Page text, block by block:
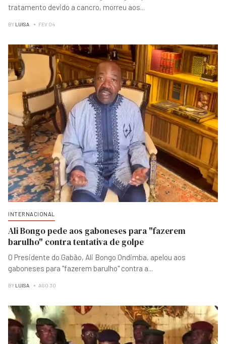
tratamento devido a cancro, morreu aos...
BY LUISA FEV 04
INTERNACIONAL
Ali Bongo pede aos gaboneses para "fazerem
barulho" contra tentativa de golpe
O Presidente do Gabão, Ali Bongo Ondimba, apelou aos
gaboneses para "fazerem barulho" contra a...
BY LUISA AGO 30